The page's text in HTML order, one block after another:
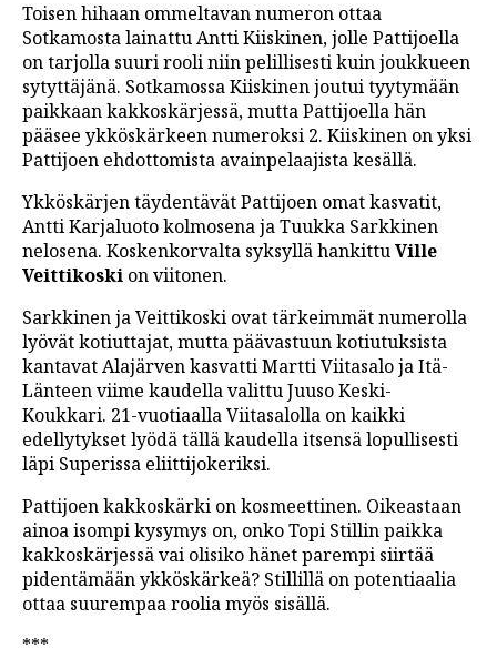
Toisen hihaan ommeltavan numeron ottaa
Sotkamosta lainattu Antti Kiiskinen, jolle Pattijoella
on tarjolla suuri rooli niin pelillisesti kuin joukkueen
sytyttäjänä. Sotkamossa Kiiskinen joutui tyytymään
paikkaan kakkoskärjessä, mutta Pattijoella hän
pääsee ykköskärkeen numeroksi 2. Kiiskinen on yksi
Pattijoen ehdottomista avainpelaajista kesällä.
Ykköskärjen täydentävät Pattijoen omat kasvatit,
Antti Karjaluoto kolmosena ja Tuukka Sarkkinen
nelosena. Koskenkorvalta syksyllä hankittuVille
Veittikoski on viitonen.
Sarkkinen ja Veittikoski ovat tärkeimmät numerolla
lyövät kotiuttajat, mutta päävastuun kotiutuksista
kantavat Alajärven kasvatti Martti Viitasalo ja Itä-
Länteen viime kaudella valittu Juuso Keski-
Koukkari. 21-vuotiaalla Viitasalolla on kaikki
edellytykset lyödä tällä kaudella itsensä lopullisesti
läpi Superissa eliittijokeriksi.
Pattijoen kakkoskärki on kosmeettinen. Oikeastaan
ainoa isompi kysymys on, onko Topi Stillin paikka
kakkoskärjessä vai olisiko hänet parempi siirtää
pidentämään ykköskärkeä? Stillillä on potentiaalia
ottaa suurempaa roolia myös sisällä.